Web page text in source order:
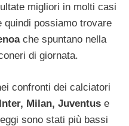
migliori in molti casi
possiamo trovare
che spuntano nella
di giornata.
confronti dei calciatori
Inter, Milan, Juventus e
sono stati più bassi